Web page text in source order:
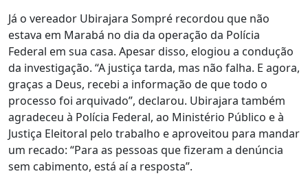
Já o vereador Ubirajara Sompré recordou que não
estava em Marabá no dia da operação da Polícia
Federal em sua casa. Apesar disso, elogiou a condução
da investigação. “A justiça tarda, mas não falha. E agora,
graças a Deus, recebi a informação de que todo o
processo foi arquivado”, declarou. Ubirajara também
agradeceu à Polícia Federal, ao Ministério Público e à
Justiça Eleitoral pelo trabalho e aproveitou para mandar
um recado: “Para as pessoas que fizeram a denúncia
sem cabimento, está aí a resposta”.